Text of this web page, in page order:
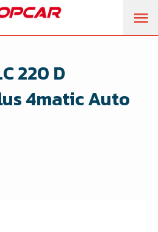
220 D
4matic Auto